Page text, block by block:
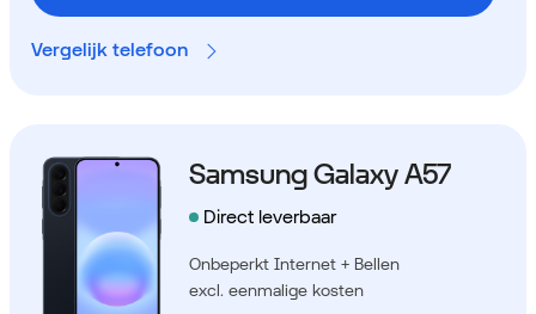
Vergelijk telefoon
Samsung Galaxy A57
Direct leverbaar
Onbeperkt Internet + Bellen
excl. eenmalige kosten